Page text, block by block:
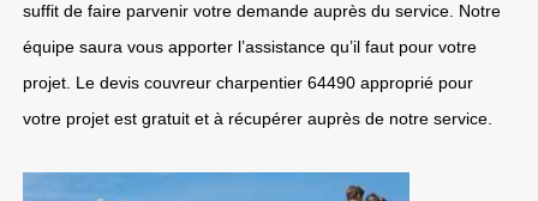
suffit de faire parvenir votre demande auprès du service. Notre
équipe saura vous apporter l’assistance qu’il faut pour votre
projet. Le devis couvreur charpentier 64490 approprié pour
votre projet est gratuit et à récupérer auprès de notre service.